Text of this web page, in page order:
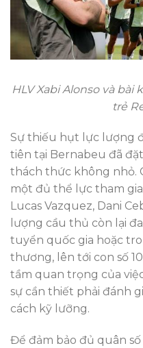
HLV Xabi Alonso và
trẻ
Sự thiếu hụt lực lượng
tiên tại Bernabeu đã
thách thức không nhỏ.
một đủ thể lực tham
Lucas Vazquez, Dani
lượng cầu thủ còn lại
tuyển quốc gia hoặc
thương, lên tới con số
tầm quan trọng của
sự cần thiết phải đánh
cách kỹ lưỡng.
Để đảm bảo đủ quân